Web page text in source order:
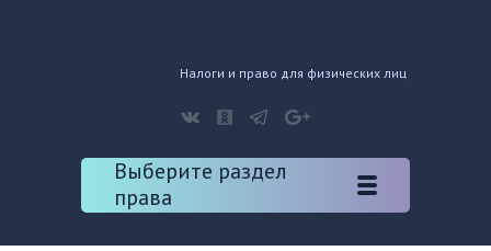
Налоги и право для физических лиц
Выберите раздел
права